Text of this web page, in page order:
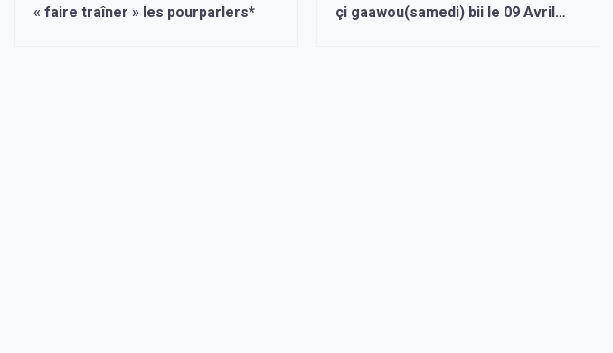
« faire traîner » les pourparlers*
çi gaawou(samedi) bii le 09 Avril